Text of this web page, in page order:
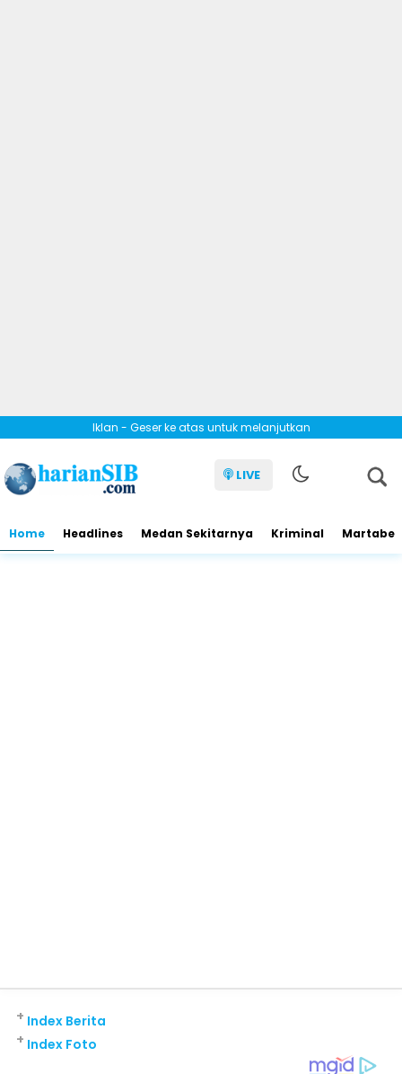
Iklan - Geser ke atas untuk melanjutkan
LIVE
Home Headlines Medan Sekitarnya Kriminal Martabe
Index Berita
+
Index Foto
+